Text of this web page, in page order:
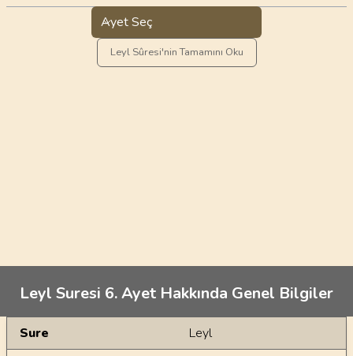
Ayet Seç
Leyl Sûresi'nin Tamamını Oku
Leyl Suresi 6. Ayet Hakkında Genel Bilgiler
Genel Bilgiler
Sure
Leyl